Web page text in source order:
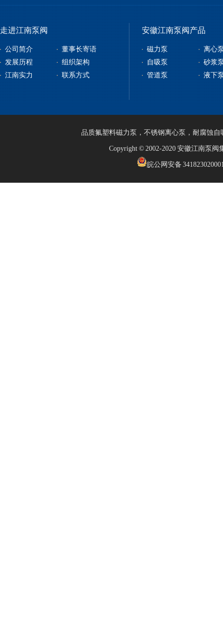
走进江南泵阀
公司简介
董事长寄语
发展历程
组织架构
江南实力
联系方式
安徽江南泵阀产品
磁力泵
离心
自吸泵
砂浆
管道泵
液下
品质氟塑料磁力泵 ， 不锈钢离心泵 ， 耐腐蚀自
Copyright © 2002-2020 安徽江南泵
皖公网安备